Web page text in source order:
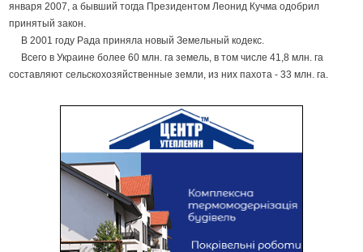
января 2007, а бывший тогда Президентом Леонид Кучма одобрил
принятый закон.
В 2001 году Рада приняла новый Земельный кодекс.
Всего в Украине более 60 млн. га земель, в том числе 41,8 млн. га
составляют сельскохозяйственные земли, из них пахота - 33 млн. га.